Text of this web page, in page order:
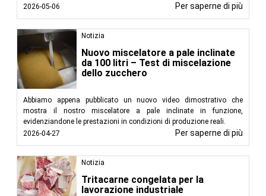
2026-05-06
Per saperne di più
Notizia
Nuovo miscelatore a pale inclinate
da 100 litri – Test di miscelazione
dello zucchero
Abbiamo appena pubblicato un nuovo video dimostrativo che
mostra il nostro miscelatore a pale inclinate in funzione,
evidenziandone le prestazioni in condizioni di produzione reali.
2026-04-27
Per saperne di più
Notizia
Tritacarne congelata per la
lavorazione industriale